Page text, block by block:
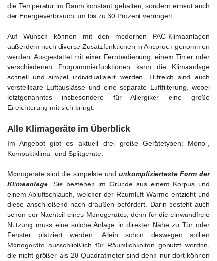
die Temperatur im Raum konstant gehalten, sondern erneut auch
der Energieverbrauch um bis zu 30 Prozent verringert.
Auf Wunsch können mit den modernen PAC-Klimaanlagen
außerdem noch diverse Zusatzfunktionen in Anspruch genommen
werden. Ausgestattet mit einer Fernbedienung, einem Timer oder
verschiedenen Programmierfunktionen kann die Klimaanlage
schnell und simpel individualisiert werden. Hilfreich sind auch
verstellbare Luftauslässe und eine separate Luftfilterung, wobei
letztgenanntes insbesondere für Allergiker eine große
Erleichterung mit sich bringt.
Alle Klimageräte im Überblick
Im Angebot gibt es aktuell drei große Gerätetypen: Mono-,
Kompaktklima- und Splitgeräte.
Monogeräte sind die simpelste und unkomplizierteste Form der
Klimaanlage . Sie bestehen im Grunde aus einem Korpus und
einem Abluftschlauch, welcher der Raumluft Wärme entzieht und
diese anschließend nach draußen befördert. Darin besteht auch
schon der Nachteil eines Monogerätes, denn für die einwandfreie
Nutzung muss eine solche Anlage in direkter Nähe zu Tür oder
Fenster platziert werden. Allein schon deswegen sollten
Monogeräte ausschließlich für Räumlichkeiten genutzt werden,
die nicht größer als 20 Quadratmeter sind denn nur dort können